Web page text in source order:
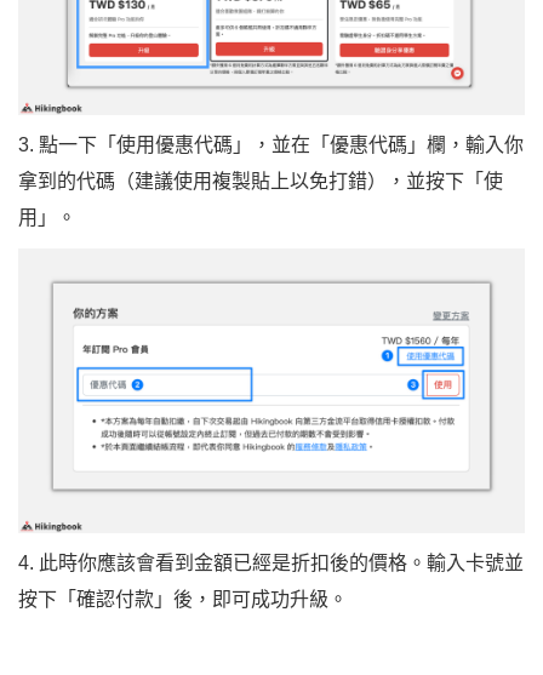
3. 點一下「使用優惠代碼」，並在「優惠代碼」欄，輸入你
拿到的代碼（建議使用複製貼上以免打錯），並按下「使
用」。
4. 此時你應該會看到金額已經是折扣後的價格。輸入卡號並
按下「確認付款」後，即可成功升級。